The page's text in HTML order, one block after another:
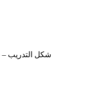
شكل التدريب –